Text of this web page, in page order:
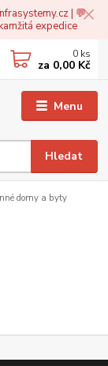
| 💬
expedice
Menu
Hledat
0 ks
za 0,00 Kč
domy a byty